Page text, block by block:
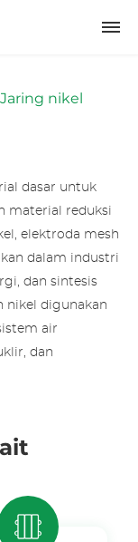
Jaring nikel
dasar untuk
material reduksi
elektroda mesh
dalam industri
dan sintesis
nikel digunakan
air
dan